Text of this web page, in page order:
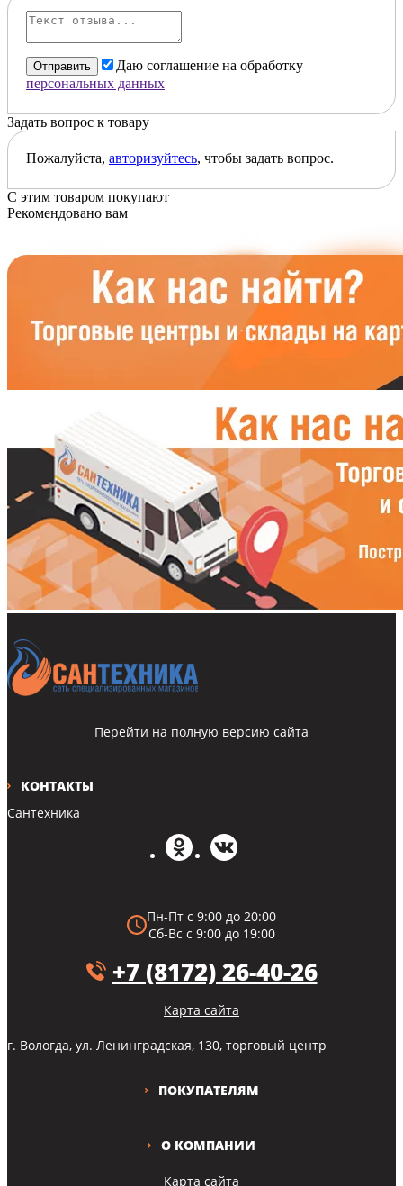
Отправить
Даю соглашение на обработку
персональных данных
Задать вопрос к товару
Пожалуйста, авторизуйтесь, чтобы задать вопрос.
С этим товаром покупают
Рекомендовано вам
Карта сайта
О КОМПАНИИ
ПОКУПАТЕЛЯМ
КОНТАКТЫ
Сантехника
Пн-Пт с 9:00 до 20:00
Сб-Вс с 9:00 до 19:00
+7 (8172) 26-40-26
Карта сайта
г. Вологда, ул. Ленинградская, 130, торговый центр
Перейти на полную версию сайта